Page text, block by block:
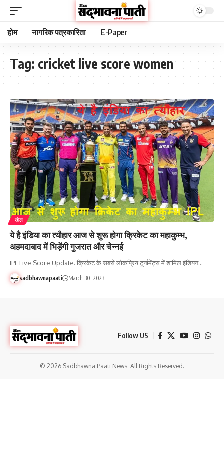
होम नागरिक पत्रकारिता E-Paper
Tag: cricket live score women
खेल
ये है इंडिया का त्यौहार आज से शुरू होगा क्रिकेट का महाकुम्भ,
अहमदाबाद में भिड़ेंगी गुजरात और चेन्नई
IPL Live Score Update. क्रिकेट के सबसे लोकप्रिय टूर्नामेंट्स में शामिल इंडियन…
sadbhawnapaati March 30, 2023
Follow US
© 2026 Sadbhawna Paati News. All Rights Reserved.